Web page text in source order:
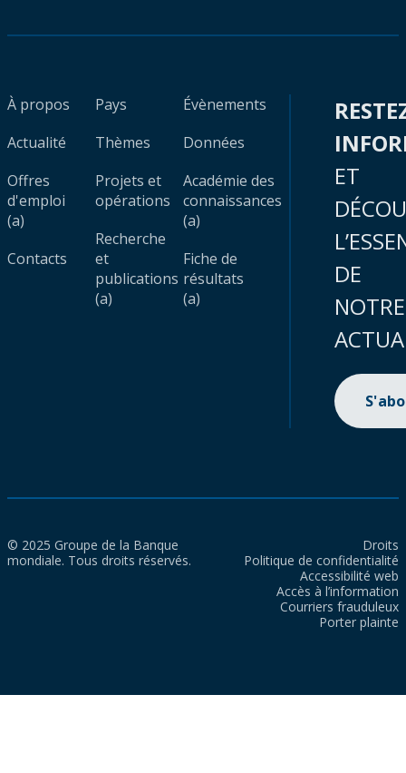
À propos
Actualité
Offres
d'emploi
(a)
Contacts
Pays
Thèmes
Projets et
opérations
Recherche
et
publications
(a)
Évènements
Données
Académie des
connaissances
(a)
Fiche de
résultats
(a)
ET
DE
NOTRE
© 2025 Groupe de la Banque
mondiale. Tous droits réservés.
Droits
Politique de confidentialité
Accessibilité web
Accès à l’information
Courriers frauduleux
Porter plainte